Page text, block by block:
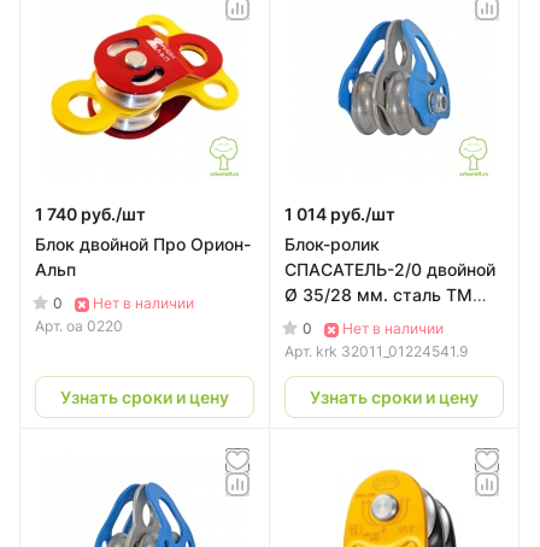
1 740 руб./шт
Блок двойной Про Орион-
Альп
0
Нет в наличии
Арт. оа 0220
Узнать сроки и цену
1 014 руб./шт
Блок-ролик
СПАСАТЕЛЬ-2/0 двойной
Ø 35/28 мм. сталь ТМ
КРОК
0
Нет в наличии
Арт. krk 32011_01224541.9
Узнать сроки и цену